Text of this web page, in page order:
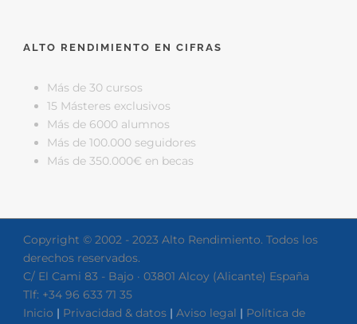
ALTO RENDIMIENTO EN CIFRAS
Más de 30 cursos
15 Másteres exclusivos
Más de 6000 alumnos
Más de 100.000 seguidores
Más de 350.000€ en becas
Copyright © 2002 - 2023 Alto Rendimiento. Todos los
derechos reservados.
C/ El Cami 83 - Bajo · 03801 Alcoy (Alicante) España
Tlf: +34 96 633 71 35
Inicio | Privacidad & datos | Aviso legal | Política de